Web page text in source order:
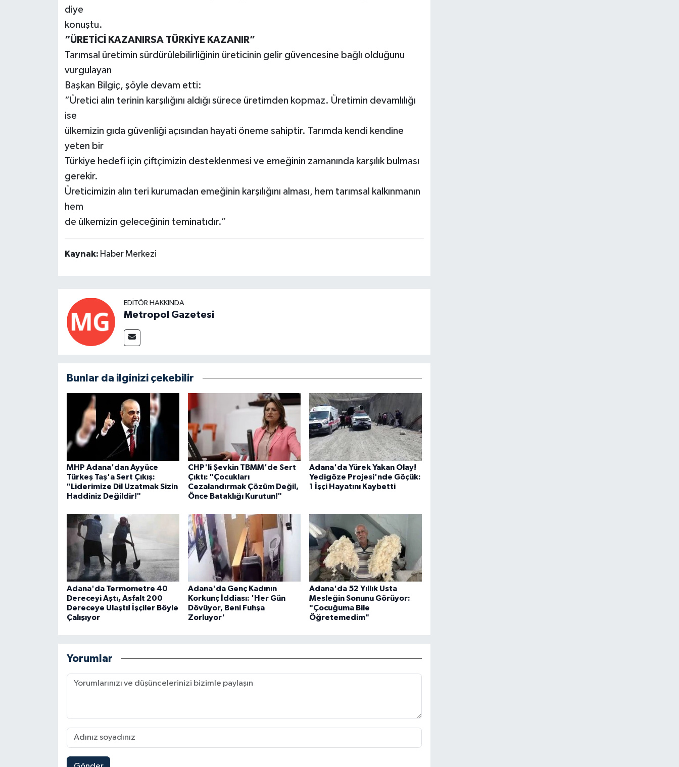
diye
konuştu.
“ÜRETİCİ KAZANIRSA TÜRKİYE KAZANIR”
Tarımsal üretimin sürdürülebilirliğinin üreticinin gelir güvencesine bağlı olduğunu
vurgulayan
Başkan Bilgiç, şöyle devam etti:
“Üretici alın terinin karşılığını aldığı sürece üretimden kopmaz. Üretimin devamlılığı
ise
ülkemizin gıda güvenliği açısından hayati öneme sahiptir. Tarımda kendi kendine
yeten bir
Türkiye hedefi için çiftçimizin desteklenmesi ve emeğinin zamanında karşılık bulması
gerekir.
Üreticimizin alın teri kurumadan emeğinin karşılığını alması, hem tarımsal kalkınmanın
hem
de ülkemizin geleceğinin teminatıdır.”
Kaynak: Haber Merkezi
EDITÖR HAKKINDA
Metropol Gazetesi
Bunlar da ilginizi çekebilir
MHP Adana'dan Ayyüce
Türkeş Taş'a Sert Çıkış:
"Liderimize Dil Uzatmak Sizin
Haddiniz Değildir!"
CHP'li Şevkin TBMM'de Sert
Çıktı: "Çocukları
Cezalandırmak Çözüm Değil,
Önce Bataklığı Kurutun!"
Adana'da Yürek Yakan Olay!
Yedigöze Projesi'nde Göçük:
1 İşçi Hayatını Kaybetti
Adana'da Termometre 40
Dereceyi Aştı, Asfalt 200
Dereceye Ulaştı! İşçiler Böyle
Çalışıyor
Adana'da Genç Kadının
Korkunç İddiası: 'Her Gün
Dövüyor, Beni Fuhşa
Zorluyor'
Adana'da 52 Yıllık Usta
Mesleğin Sonunu Görüyor:
"Çocuğuma Bile
Öğretemedim"
Yorumlar